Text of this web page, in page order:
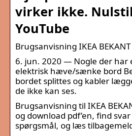
virker ikke.
YouTube
Brugsanvisning IKEA
6. jun. 2020 — Nogle der har
elektrisk hæve/sænke bord
bordet splittes og kabler
de ikke kan ses.
Brugsanvisning til IKEA
og download pdf’en, find
spørgsmål, og læs